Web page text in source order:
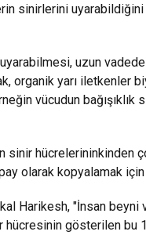
sinirlerini uyarabildiğini
uzun
organik yarı
vücudun
sinir hücrelerininkinden
olarak kopyalamak
Harikesh, "İnsan
hücresinin gösterilen bu